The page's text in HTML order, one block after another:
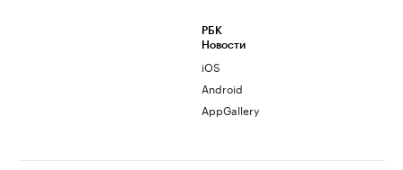
РБК
Новости
iOS
Android
AppGallery